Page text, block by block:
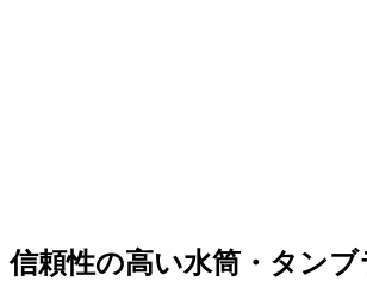
信頼性の高い水筒・タン